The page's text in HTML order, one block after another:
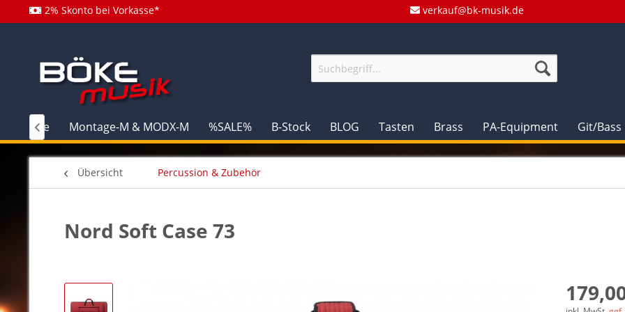
2% Skonto bei Vorkasse* verkauf@bk-musik.de
Home Montage-M & MODX-M %SALE% B-Stock BLOG Tasten Brass PA-Equipment Git/Bass

Übersicht Percussion & Zubehör
Nord Soft Case 73